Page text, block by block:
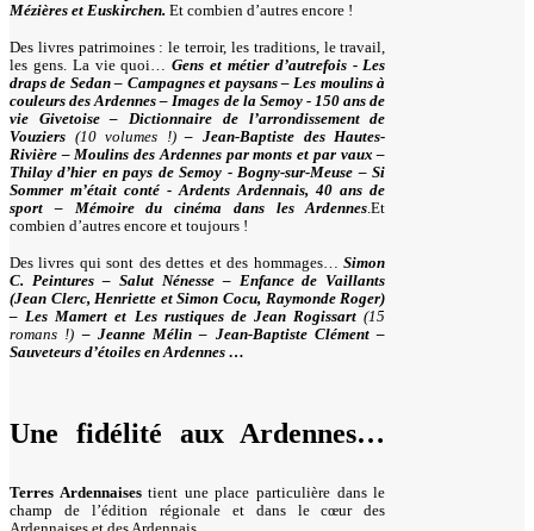
Mézières et Euskirchen. Et combien d’autres encore !
Des livres patrimoines : le terroir, les traditions, le travail,
les gens. La vie quoi…Gens et métier d’autrefois - Les
draps de Sedan – Campagnes et paysans – Les moulins à
couleurs des Ardennes – Images de la Semoy - 150 ans de
vie Givetoise – Dictionnaire de l’arrondissement de
Vouziers (10 volumes !)– Jean-Baptiste des Hautes-
Rivière – Moulins des Ardennes par monts et par vaux –
Thilay d’hier en pays de Semoy - Bogny-sur-Meuse – Si
Sommer m’était conté - Ardents Ardennais, 40 ans de
sport – Mémoire du cinéma dans les Ardennes .Et
combien d’autres encore et toujours !
Des livres qui sont des dettes et des hommages…Simon
C. Peintures – Salut Nénesse – Enfance de Vaillants
(Jean Clerc, Henriette et Simon Cocu, Raymonde Roger)
– Les Mamert et Les rustiques de Jean Rogissart(15
romans !) – Jeanne Mélin – Jean-Baptiste Clément –
Sauveteurs d’étoiles en Ardennes …
Une fidélité aux Ardennes…
Terres Ardennaisestient une place particulière dans le
champ de l’édition régionale et dans le cœur des